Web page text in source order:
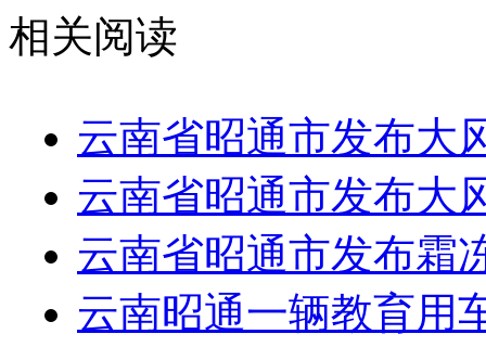
相关阅读
云南省昭通市发布大
云南省昭通市发布大
云南省昭通市发布霜
云南昭通一辆教育用